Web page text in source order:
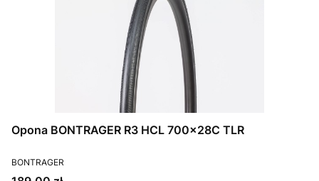
Opona BONTRAGER R3 HCL 700x28C TLR
PRODUCENT
BONTRAGER